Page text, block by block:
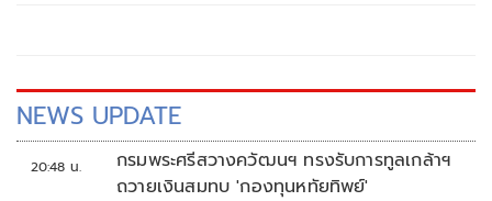
จะเข้าสู่การแข่งขัน พร้อมชี้หากไทยได้เป็นเจ้าภาพจะเกิดผลดี
ต่อประเทศชาติในทุกๆมิติแน่นอน
NEWS UPDATE
20:48 น.
กรมพระศรีสวางควัฒนฯ ทรงรับการทูลเกล้าฯ
ถวายเงินสมทบ 'กองทุนหทัยทิพย์'